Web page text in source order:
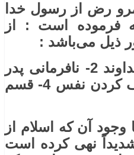
رض از رسول خدا
فرموده است : از
ذیل می‌باشد :
1- شریک آوردن به خداوند 2- نافرمانی پدر
و مادر 3- کشتن و تلف کردن نفس 4- قسم
وجود آن که اسلام از
شدیداً نهی کرده است